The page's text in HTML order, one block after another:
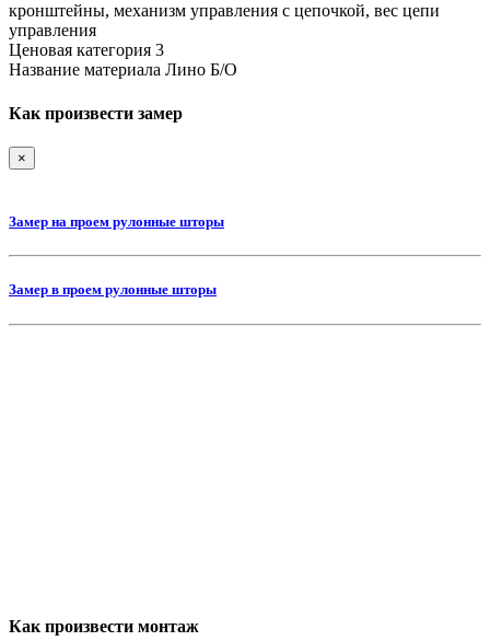
кронштейны, механизм управления с цепочкой, вес цепи
управления
Ценовая категория 3
Название материала Лино Б/О
Как произвести замер
×
Замер на проем рулонные шторы
Замер в проем рулонные шторы
Как произвести монтаж